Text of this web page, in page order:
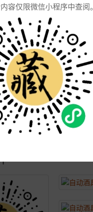
容仅限微信小程序中查阅。
镇市辰天陶瓷有限公司
04-07 16:06:45